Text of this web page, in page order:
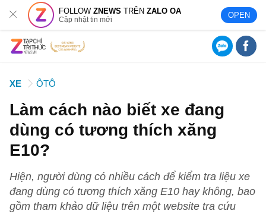
FOLLOWZNEWS TRÊNZALO OA
Cập nhật tin mới OPEN
XE ÔTÔ
Làm cách nào biết xe đang
dùng có tương thích xăng
E10?
Hiện, người dùng có nhiều cách để kiểm tra liệu xe
đang dùng có tương thích xăng E10 hay không, bao
gồm tham khảo dữ liệu trên một website tra cứu